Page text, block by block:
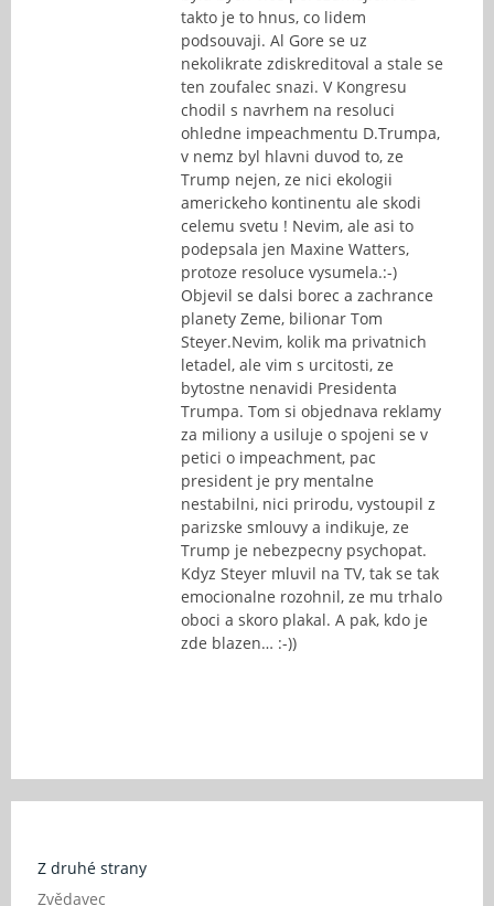
takto je to hnus, co lidem
podsouvaji. Al Gore se uz
nekolikrate zdiskreditoval a stale se
ten zoufalec snazi. V Kongresu
chodil s navrhem na resoluci
ohledne impeachmentu D.Trumpa,
v nemz byl hlavni duvod to, ze
Trump nejen, ze nici ekologii
americkeho kontinentu ale skodi
celemu svetu ! Nevim, ale asi to
podepsala jen Maxine Watters,
protoze resoluce vysumela.:-)
Objevil se dalsi borec a zachrance
planety Zeme, bilionar Tom
Steyer.Nevim, kolik ma privatnich
letadel, ale vim s urcitosti, ze
bytostne nenavidi Presidenta
Trumpa. Tom si objednava reklamy
za miliony a usiluje o spojeni se v
petici o impeachment, pac
president je pry mentalne
nestabilni, nici prirodu, vystoupil z
parizske smlouvy a indikuje, ze
Trump je nebezpecny psychopat.
Kdyz Steyer mluvil na TV, tak se tak
emocionalne rozohnil, ze mu trhalo
oboci a skoro plakal. A pak, kdo je
zde blazen… :-))
Z druhé strany
Zvědavec